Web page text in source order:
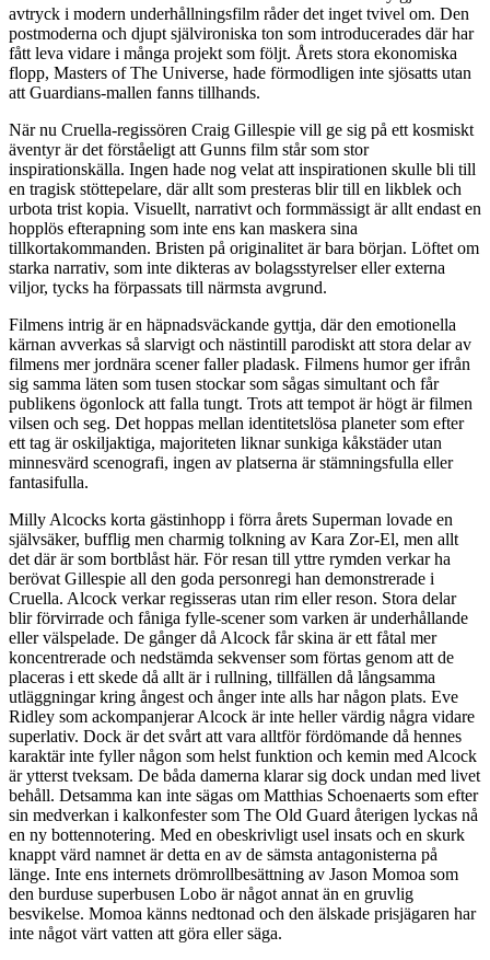
avtryck i modern underhållningsfilm råder det inget tvivel om. Den
postmoderna och djupt självironiska ton som introducerades där har
fått leva vidare i många projekt som följt. Årets stora ekonomiska
flopp, Masters of The Universe, hade förmodligen inte sjösatts utan
att Guardians-mallen fanns tillhands.
När nu Cruella-regissören Craig Gillespie vill ge sig på ett kosmiskt
äventyr är det förståeligt att Gunns film står som stor
inspirationskälla. Ingen hade nog velat att inspirationen skulle bli till
en tragisk stöttepelare, där allt som presteras blir till en likblek och
urbota trist kopia. Visuellt, narrativt och formmässigt är allt endast en
hopplös efterapning som inte ens kan maskera sina
tillkortakommanden. Bristen på originalitet är bara början. Löftet om
starka narrativ, som inte dikteras av bolagsstyrelser eller externa
viljor, tycks ha förpassats till närmsta avgrund.
Filmens intrig är en häpnadsväckande gyttja, där den emotionella
kärnan avverkas så slarvigt och nästintill parodiskt att stora delar av
filmens mer jordnära scener faller pladask. Filmens humor ger ifrån
sig samma läten som tusen stockar som sågas simultant och får
publikens ögonlock att falla tungt. Trots att tempot är högt är filmen
vilsen och seg. Det hoppas mellan identitetslösa planeter som efter
ett tag är oskiljaktiga, majoriteten liknar sunkiga kåkstäder utan
minnesvärd scenografi, ingen av platserna är stämningsfulla eller
fantasifulla.
Milly Alcocks korta gästinhopp i förra årets Superman lovade en
självsäker, bufflig men charmig tolkning av Kara Zor-El, men allt
det där är som bortblåst här. För resan till yttre rymden verkar ha
berövat Gillespie all den goda personregi han demonstrerade i
Cruella. Alcock verkar regisseras utan rim eller reson. Stora delar
blir förvirrade och fåniga fylle-scener som varken är underhållande
eller välspelade. De gånger då Alcock får skina är ett fåtal mer
koncentrerade och nedstämda sekvenser som förtas genom att de
placeras i ett skede då allt är i rullning, tillfällen då långsamma
utläggningar kring ångest och ånger inte alls har någon plats. Eve
Ridley som ackompanjerar Alcock är inte heller värdig några vidare
superlativ. Dock är det svårt att vara alltför fördömande då hennes
karaktär inte fyller någon som helst funktion och kemin med Alcock
är ytterst tveksam. De båda damerna klarar sig dock undan med livet
behåll. Detsamma kan inte sägas om Matthias Schoenaerts som efter
sin medverkan i kalkonfester som The Old Guard återigen lyckas nå
en ny bottennotering. Med en obeskrivligt usel insats och en skurk
knappt värd namnet är detta en av de sämsta antagonisterna på
länge. Inte ens internets drömrollbesättning av Jason Momoa som
den burduse superbusen Lobo är något annat än en gruvlig
besvikelse. Momoa känns nedtonad och den älskade prisjägaren har
inte något värt vatten att göra eller säga.